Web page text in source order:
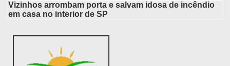
Vizinhos arrombam porta e salvam idosa de incêndio
em casa no interior de SP